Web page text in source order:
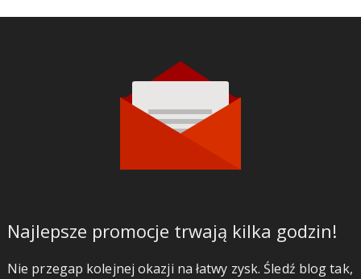
Najlepsze promocje trwają kilka godzin!
Nie przegap kolejnej okazji na łatwy zysk. Śledź blog tak,